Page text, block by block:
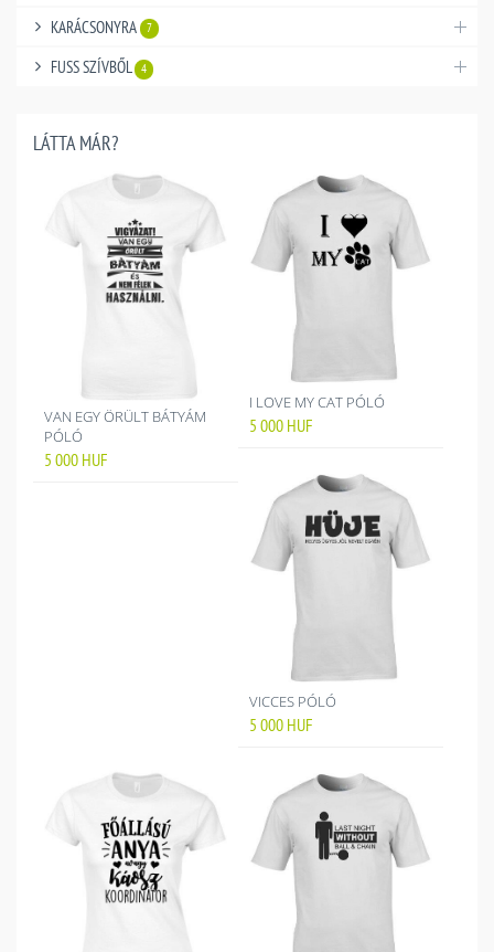
KARÁCSONYRA 7
FUSS SZÍVBŐL 4
LÁTTA MÁR?
VAN EGY ÖRÜLT BÁTYÁM
PÓLÓ
5 000 HUF
I LOVE MY CAT PÓLÓ
5 000 HUF
VICCES PÓLÓ
5 000 HUF